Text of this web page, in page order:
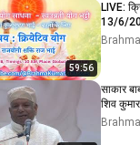
59:56
LIVE:
13/6/
साकार
शिव